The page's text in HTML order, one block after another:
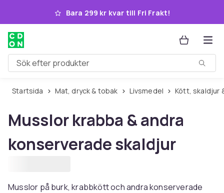
Hoppa till huvudinnehållet
Bara 299 kr kvar till Fri Frakt!
Sök efter produkter
Startsida Mat, dryck & tobak Livsmedel Kött, skaldjur
Musslor krabba & andra
konserverade skaldjur
Musslor på burk, krabbkött och andra konserverade